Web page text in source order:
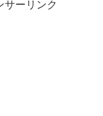
サーリンク